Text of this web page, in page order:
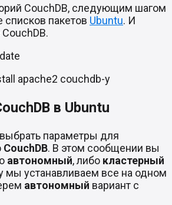
CouchDB, следующим шагом
списков пакетов Ubuntu. И
apache2 couchdb-y
в Ubuntu
параметры для
CouchDB. В этом сообщении вы
автономный, либо кластерный
мы устанавливаем все на одном
автономный вариант с